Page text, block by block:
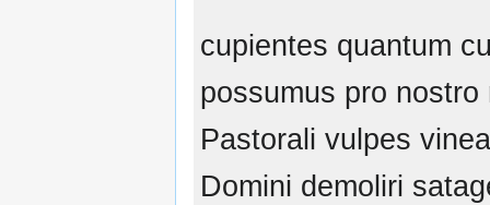
cupientes quantum
possumus pro nostro
Pastorali vulpes
Domini demoliri